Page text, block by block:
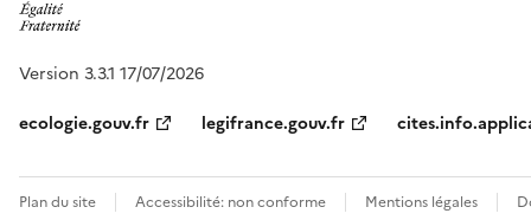
Version 3.3.1 17/07/2026
ecologie.gouv.fr
legifrance.gouv.fr
Plan du site Accessibilité: non conforme Mentions légales